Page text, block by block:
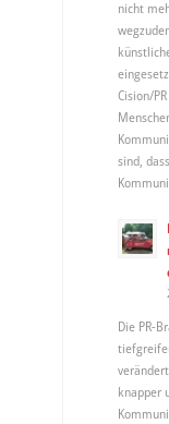
nicht
Cision/
sind,
Die PR-
knapper